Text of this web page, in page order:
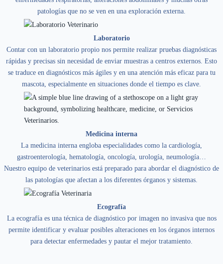
patologías que no se ven en una exploración externa.
Laboratorio
Contar con un laboratorio propio nos permite realizar pruebas diagnósticas
rápidas y precisas sin necesidad de enviar muestras a centros externos. Esto
se traduce en diagnósticos más ágiles y en una atención más eficaz para tu
mascota, especialmente en situaciones donde el tiempo es clave.
Medicina interna
La medicina interna engloba especialidades como la cardiología,
gastroenterología, hematología, oncología, urología, neumología…
Nuestro equipo de veterinarios está preparado para abordar el diagnóstico de
las patologías que afectan a los diferentes órganos y sistemas.
Ecografía
La ecografía es una técnica de diagnóstico por imagen no invasiva que nos
permite identificar y evaluar posibles alteraciones en los órganos internos
para detectar enfermedades y pautar el mejor tratamiento.